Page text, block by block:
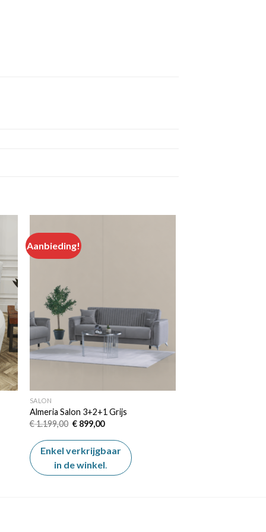
to
Aanbieding!
SALON
Almeria Salon 3+2+1 Grijs
€1.199,00 Oorspronkelijke
was:
€ 1.199,00.
€899,00Huidige
is:
€ 899,00.
Enkel verkrijgbaar
in de winkel.